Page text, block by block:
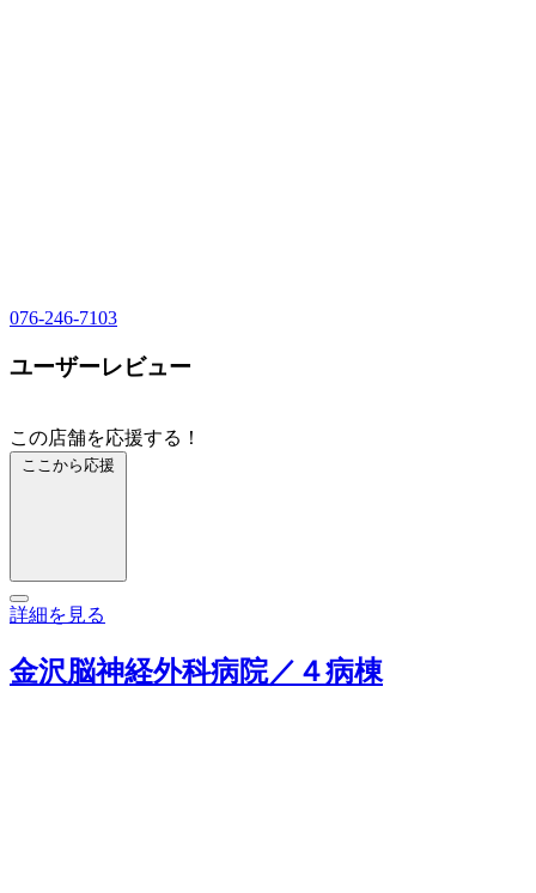
076-246-7103
ユーザーレビュー
この店舗を応援する！
ここから応援
詳細を見る
金沢脳神経外科病院／４病棟